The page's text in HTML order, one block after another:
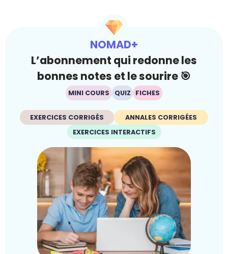
NOMAD+
L’abonnement qui redonne les
bonnes notes et le sourire 🎯
MINI COURS QUIZ FICHES
EXERCICES CORRIGÉS
ANNALES CORRIGÉES
EXERCICES INTERACTIFS